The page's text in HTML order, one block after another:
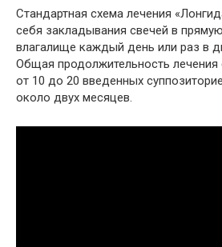
Стандартная схема лечения
себя закладывания свечей в
влагалище каждый день или раз в
Общая продолжительность
от 10 до 20 введенных
около двух месяцев.